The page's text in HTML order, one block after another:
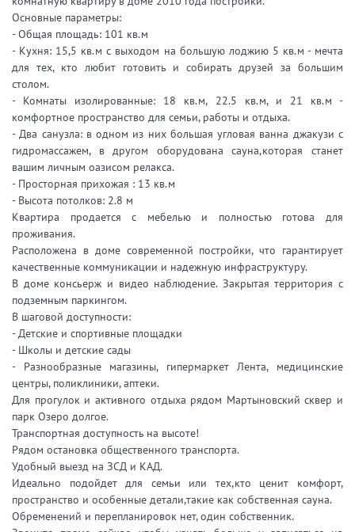
Основные параметры:
- Общая площадь: 101 кв.м
- Кухня: 15,5 кв.м с выходом на большую лоджию 5 кв.м - мечта
для тех, кто любит готовить и собирать друзей за большим
столом.
- Комнаты изолированные: 18 кв.м, 22.5 кв.м, и 21 кв.м -
комфортное пространство для семьи, работы и отдыха.
- Два санузла: в одном из них большая угловая ванна джакузи с
гидромассажем, в другом оборудована сауна,которая станет
вашим личным оазисом релакса.
- Просторная прихожая : 13 кв.м
- Высота потолков: 2.8 м
Квартира продается с мебелью и полностью готова для
проживания.
Расположена в доме современной постройки, что гарантирует
качественные коммуникации и надежную инфраструктуру.
В доме консьерж и видео наблюдение. Закрытая территория с
подземным паркингом.
В шаговой доступности:
- Детские и спортивные площадки
- Школы и детские сады
- Разнообразные магазины, гипермаркет Лента, медицинские
центры, поликлиники, аптеки.
Для прогулок и активного отдыха рядом Мартыновский сквер и
парк Озеро долгое.
Транспортная доступность на высоте!
Рядом остановка общественного транспорта.
Удобный выезд на ЗСД и КАД.
Идеально подойдет для семьи или тех,кто ценит комфорт,
пространство и особенные детали,такие как собственная сауна.
Обременений и перепланировок нет, один собственник.